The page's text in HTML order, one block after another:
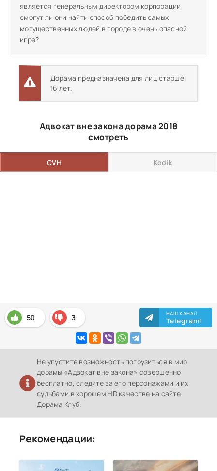
является генеральным директором корпорации,
смогут ли они найти способ победить самых
могущественных людей в городе в очень опасной
игре?
Дорама предназначена для лиц старше
16 лет.
Адвокат вне закона дорама 2018
смотреть
CVH Kodik
50 3 НАШ КАНАЛ
Telegram!
Не упустите возможность погрузиться в мир
дорамы «Адвокат вне закона» совершенно
бесплатно, следите за его персонажами и их
судьбами в хорошем HD качестве на сайте
Дорама Клуб.
Рекомендации: